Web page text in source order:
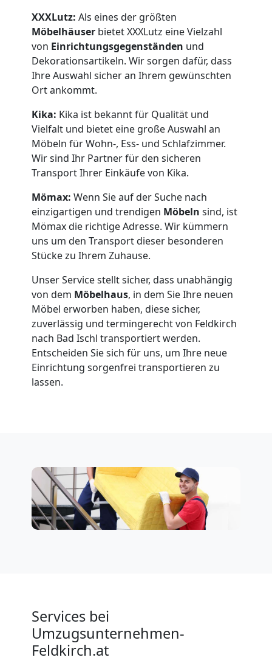
XXXLutz: Als eines der größten
Möbelhäuser bietet XXXLutz eine Vielzahl
von Einrichtungsgegenständen und
Dekorationsartikeln. Wir sorgen dafür, dass
Ihre Auswahl sicher an Ihrem gewünschten
Ort ankommt.
Kika: Kika ist bekannt für Qualität und
Vielfalt und bietet eine große Auswahl an
Möbeln für Wohn-, Ess- und Schlafzimmer.
Wir sind Ihr Partner für den sicheren
Transport Ihrer Einkäufe von Kika.
Mömax: Wenn Sie auf der Suche nach
einzigartigen und trendigen Möbeln sind, ist
Mömax die richtige Adresse. Wir kümmern
uns um den Transport dieser besonderen
Stücke zu Ihrem Zuhause.
Unser Service stellt sicher, dass unabhängig
von dem Möbelhaus, in dem Sie Ihre neuen
Möbel erworben haben, diese sicher,
zuverlässig und termingerecht von Feldkirch
nach Bad Ischl transportiert werden.
Entscheiden Sie sich für uns, um Ihre neue
Einrichtung sorgenfrei transportieren zu
lassen.
Services bei
Umzugsunternehmen-
Feldkirch.at